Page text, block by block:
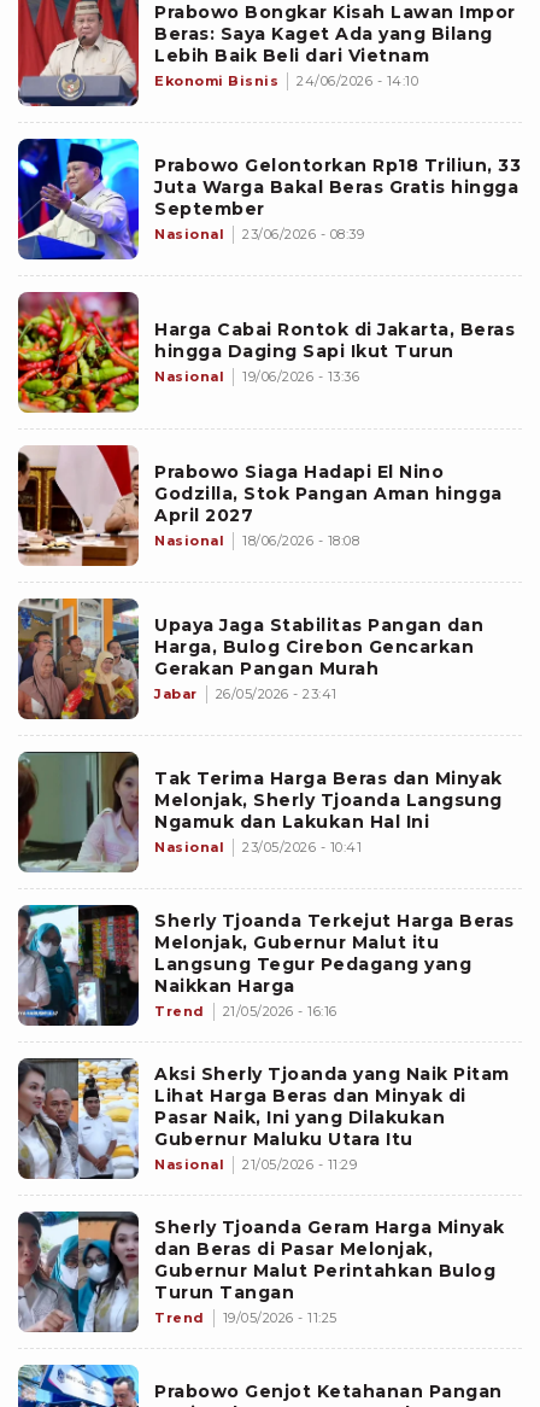
Prabowo Bongkar Kisah Lawan Impor
Beras: Saya Kaget Ada yang Bilang
Lebih Baik Beli dari Vietnam
Ekonomi Bisnis 24/06/2026 - 14:10
Prabowo Gelontorkan Rp18 Triliun, 33
Juta Warga Bakal Beras Gratis hingga
September
Nasional 23/06/2026 - 08:39
Harga Cabai Rontok di Jakarta, Beras
hingga Daging Sapi Ikut Turun
Nasional 19/06/2026 - 13:36
Prabowo Siaga Hadapi El Nino
Godzilla, Stok Pangan Aman hingga
April 2027
Nasional 18/06/2026 - 18:08
Upaya Jaga Stabilitas Pangan dan
Harga, Bulog Cirebon Gencarkan
Gerakan Pangan Murah
Jabar 26/05/2026 - 23:41
Tak Terima Harga Beras dan Minyak
Melonjak, Sherly Tjoanda Langsung
Ngamuk dan Lakukan Hal Ini
Nasional 23/05/2026 - 10:41
Sherly Tjoanda Terkejut Harga Beras
Melonjak, Gubernur Malut itu
Langsung Tegur Pedagang yang
Naikkan Harga
Trend 21/05/2026 - 16:16
Aksi Sherly Tjoanda yang Naik Pitam
Lihat Harga Beras dan Minyak di
Pasar Naik, Ini yang Dilakukan
Gubernur Maluku Utara Itu
Nasional 21/05/2026 - 11:29
Sherly Tjoanda Geram Harga Minyak
dan Beras di Pasar Melonjak,
Gubernur Malut Perintahkan Bulog
Turun Tangan
Trend 19/05/2026 - 11:25
Prabowo Genjot Ketahanan Pangan